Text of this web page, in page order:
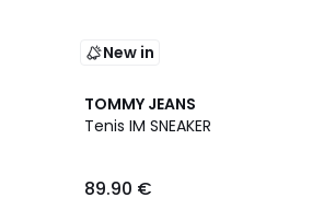
New in
TOMMY JEANS
Tenis IM SNEAKER
89.90 €